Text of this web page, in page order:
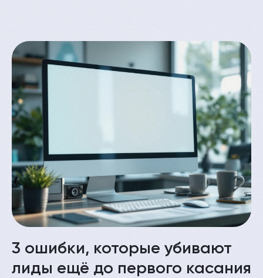
3 ошибки, которые убивают
лиды ещё до первого касания